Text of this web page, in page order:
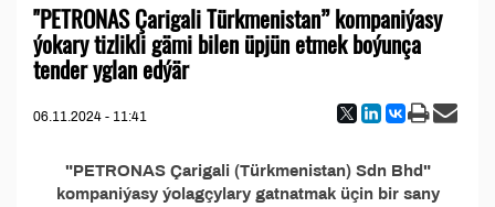
"PETRONAS Çarigali Türkmenistan” kompaniýasy
ýokary tizlikli gämi bilen üpjün etmek boýunça
tender yglan edýär
06.11.2024 - 11:41
"PETRONAS Çarigali (Türkmenistan) Sdn Bhd"
kompaniýasy ýolagçylary gatnatmak üçin bir sany